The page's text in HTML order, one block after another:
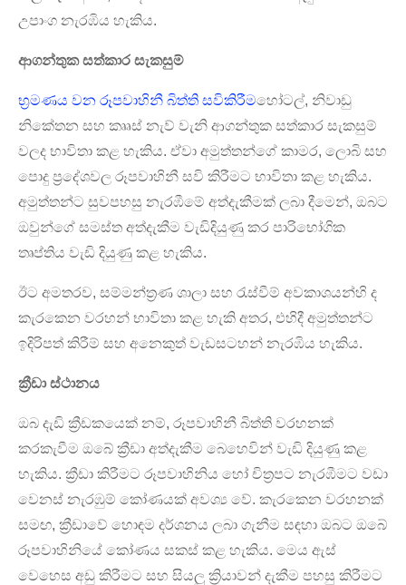
උපාංග නැරඹිය හැකිය.
ආගන්තුක සත්කාර සැකසුම්
භ්‍රමණය වන රූපවාහිනී බිත්ති සවිකිරීමහෝටල්, නිවාඩු
නිකේතන සහ කෲස් නැව් වැනි ආගන්තුක සත්කාර සැකසුම්
වලද භාවිතා කළ හැකිය. ඒවා අමුත්තන්ගේ කාමර, ලොබි සහ
පොදු ප්‍රදේශවල රූපවාහිනී සවි කිරීමට භාවිතා කළ හැකිය.
අමුත්තන්ට සුවපහසු නැරඹීමේ අත්දැකීමක් ලබා දීමෙන්, ඔබට
ඔවුන්ගේ සමස්ත අත්දැකීම වැඩිදියුණු කර පාරිභෝගික
තෘප්තිය වැඩි දියුණු කළ හැකිය.
ඊට අමතරව, සම්මන්ත්‍රණ ශාලා සහ රැස්වීම් අවකාශයන්හි ද
කැරකෙන වරහන් භාවිතා කළ හැකි අතර, එහිදී අමුත්තන්ට
ඉදිරිපත් කිරීම් සහ අනෙකුත් වැඩසටහන් නැරඹිය හැකිය.
ක්‍රීඩා ස්ථානය
ඔබ දැඩි ක්‍රීඩකයෙක් නම්, රූපවාහිනී බිත්ති වරහනක්
කරකැවීම ඔබේ ක්‍රීඩා අත්දැකීම බෙහෙවින් වැඩි දියුණු කළ
හැකිය. ක්‍රීඩා කිරීමට රූපවාහිනිය හෝ චිත්‍රපට නැරඹීමට වඩා
වෙනස් නැරඹුම් කෝණයක් අවශ්‍ය වේ. කැරකෙන වරහනක්
සමඟ, ක්‍රීඩාවේ හොඳම දර්ශනය ලබා ගැනීම සඳහා ඔබට ඔබේ
රූපවාහිනියේ කෝණය සකස් කළ හැකිය. මෙය ඇස්
වෙහෙස අඩු කිරීමට සහ සියලු ක්‍රියාවන් දැකීම පහසු කිරීමට